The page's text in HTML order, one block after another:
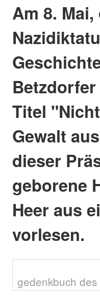
Am 8.
Titel
Gewalt
dieser
geborene
Heer aus
vorlesen.
gedenkbuch des